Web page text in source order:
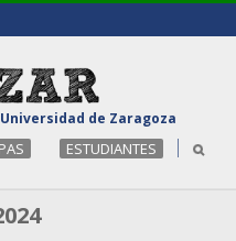
Universidad de Zaragoza
ESTUDIANTES